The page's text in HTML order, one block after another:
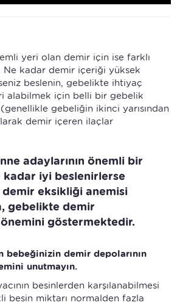
yeri olan demir için ise farklı
Ne kadar demir içeriği yüksek
beslenin, gebelikte ihtiyaç
alabilmek için belli bir gebelik
gebeliğin ikinci yarısından
demir içeren ilaçlar
adaylarının önemli bir
kadar iyi beslenirlerse
demir eksikliği anemisi
gebelikte demir
göstermektedir.
bebeğinizin demir depolarının
unutmayın.
besinlerden karşılanabilmesi
besin miktarı normalden fazla